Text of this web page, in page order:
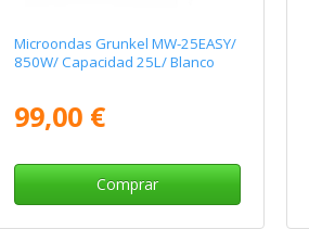
Microondas Grunkel MW-25EASY/
850W/ Capacidad 25L/ Blanco
99,00 €
Comprar